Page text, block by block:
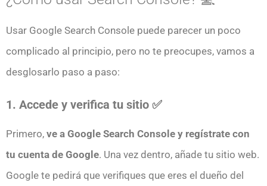
Usar Google Search Console puede parecer un poco
complicado al principio, pero no te preocupes, vamos a
desglosarlo paso a paso:
1. Accede y verifica tu sitio ✅
Primero, ve a Google Search Console y regístrate con
tu cuenta de Google. Una vez dentro, añade tu sitio web.
Google te pedirá que verifiques que eres el dueño del